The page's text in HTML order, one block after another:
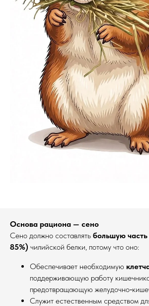
Основа рациона — сено
Сено должно составлять большую
85%) чилийской белки, потому что оно:
Обеспечивает необходимую
поддерживающую работу
предотвращающую
Служит естественным средством